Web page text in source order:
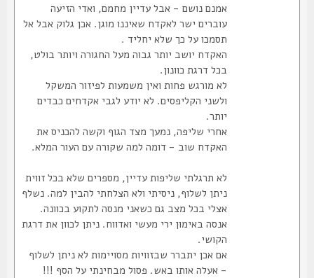
אמנם נושם - אבל עדיין מחמם, ואדי הזיעה
עוברים ישר לאקדח שאיננו מוגן. אכן גלוק אבל אל
תסמכו על כך שלא יחליד .
האקדח יושב יותר גבוה מעל החגורה ויותר בולט,
בכל דרגת כוונון.
לא מורגש פחות ואין משמעות לפיזור המשקל
ולשני הקליפסים. לא יודע לגבי אקדחים כבדים
אחרי שליפה, נמעך מצד הגוף וקשה להכניס את
האקדח שוב - דומה למה שקורה עם העור המלא.
לא תרגלתי שליפות עדיין, מספרים שלא בכל זווית
ניתן לשלוף, ניסיתי ולא הצלחתי להבין למה. נשלף
אצלי בכל מצב גם כשאני מנסה לתקוע בכוונה.
אנסה באימון ירי מעשי ואדווח. ניתן לכוון את דרגת
הקושי.
אם אכן יתברר שבזוויות מסויימות לא ניתן לשלוף
- אעלה אותו באש. פסול מבחינתי על הסף !!!